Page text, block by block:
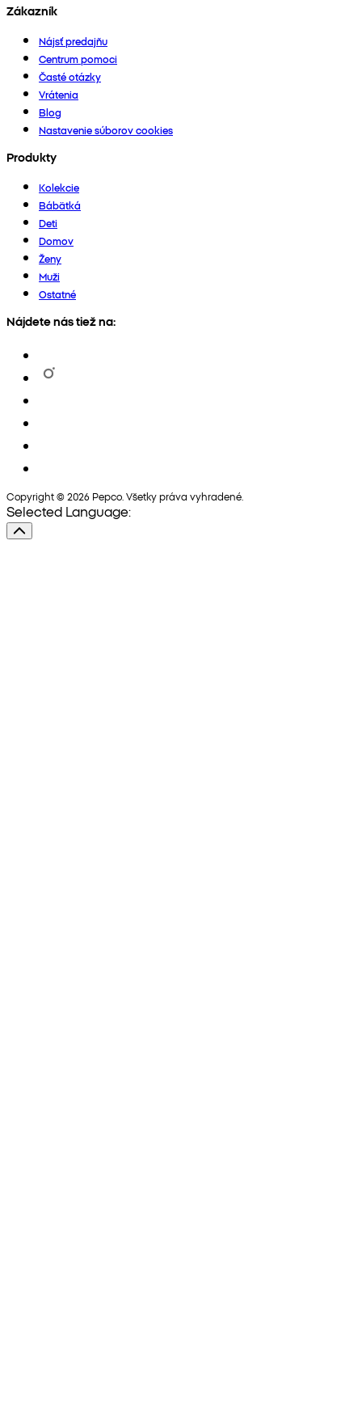
Zákazník
Nájsť predajňu
Centrum pomoci
Časté otázky
Vrátenia
Blog
Nastavenie súborov cookies
Produkty
Kolekcie
Bábätká
Deti
Domov
Ženy
Muži
Ostatné
Nájdete nás tiež na:
Copyright © 2026 Pepco. Všetky práva vyhradené.
Selected Language: